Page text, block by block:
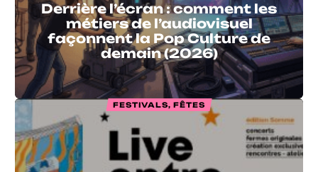
Derrière l’écran : comment les
métiers de l’audiovisuel
façonnent la Pop Culture de
demain (2026)
FESTIVALS, FÊTES